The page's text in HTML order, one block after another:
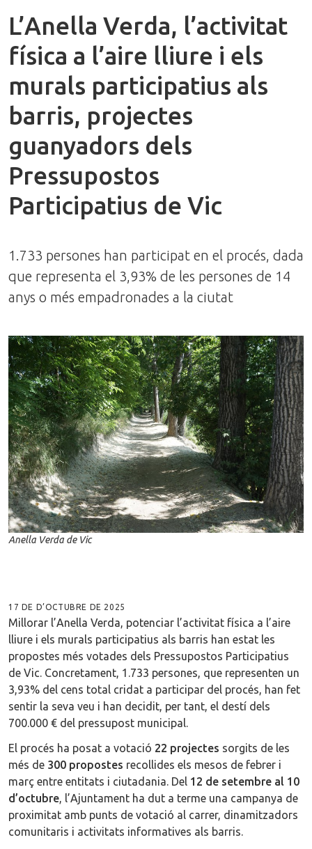
L’Anella Verda, l’activitat
física a l’aire lliure i els
murals participatius als
barris, projectes
guanyadors dels
Pressupostos
Participatius de Vic
1.733 persones han participat en el procés, dada
que representa el 3,93% de les persones de 14
anys o més empadronades a la ciutat
Anella Verda de Vic
17 DE D’OCTUBRE DE 2025
Millorar l’Anella Verda, potenciar l’activitat física a l’aire
lliure i els murals participatius als barris han estat les
propostes més votades dels Pressupostos Participatius
de Vic. Concretament, 1.733 persones, que representen un
3,93% del cens total cridat a participar del procés, han fet
sentir la seva veu i han decidit, per tant, el destí dels
700.000 € del pressupost municipal.
El procés ha posat a votació 22 projectes sorgits de les
més de 300 propostes recollides els mesos de febrer i
març entre entitats i ciutadania. Del 12 de setembre al 10
d’octubre, l’Ajuntament ha dut a terme una campanya de
proximitat amb punts de votació al carrer, dinamitzadors
comunitaris i activitats informatives als barris.